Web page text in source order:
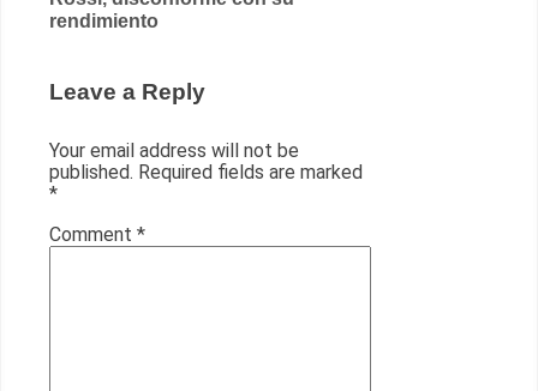
rendimiento
Leave a Reply
Your email address will not be
published. Required fields are marked
*
Comment *